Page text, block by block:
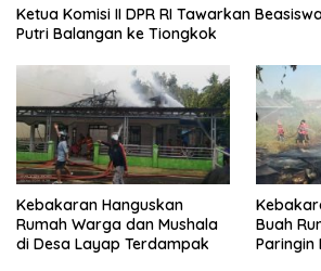
Ketua Komisi II DPR RI Tawarkan
Putri Balangan ke Tiongkok
Kebakaran Hanguskan
Rumah Warga dan Mushala
di Desa Layap Terdampak
Buah
Paringin